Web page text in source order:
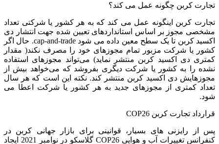
تجارت کربن چگونه عمل می کند؟
تجارت کربن اینگونه عمل می کند که به هر کشور یا شرکتی تعداد
مشخصی مجوز بر اساس استانداردهای تعیین شده جهت انتشار دی
اکسید کربن تا یک سطح معین داده می شود cap-and-trade. حال اگر
کشور یا شرکت مزبور تمام مجوزهای خود را مصرف نکند( مقدار
کمتری دی اکسید کربن منتشر نماید) می‌تواند مجوزهای استفاده
نشده را به کشور یا شرکت دیگری بفروشد که می‌خواهد بیش از
مجوزهایش دی اکسید کربن منتشر کند. نکته این است که هر سال
تعداد کمتری از مجوزهای جدید به هر کشور یا شرکت اعطا می
شود.
قرارداد تجارت کربن COP26
پس از رایزنی های بسیار، قوانینی برای بازار جهانی کربن در
کنفرانس تغییرات آب و هوایی COP26 گلاسکو در نوامبر 2021 ایجاد